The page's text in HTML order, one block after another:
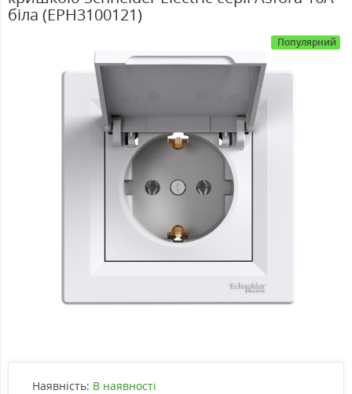
біла (EPH3100121)
Популярний
Наявність: В наявності